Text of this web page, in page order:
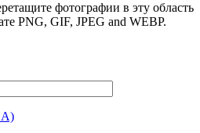
фотографии в эту область
PNG, GIF, JPEG and WEBP.